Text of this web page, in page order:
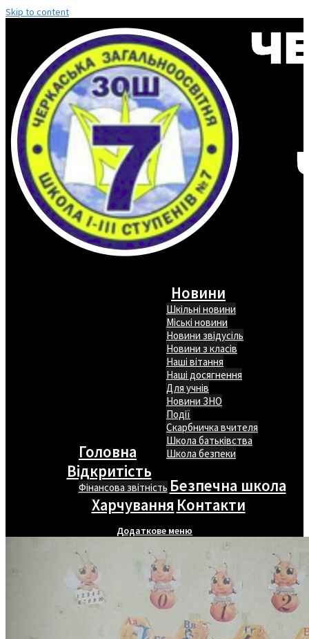
Skip to content
Головна
Новини
Шкільні новини
Міські новини
Новини звідусіль
Новини з класів
Наші вітання
Наші досягнення
Для учнів
Новини ЗНО
Події
Скарбничка вчителя
Школа батьківства
Школа безпеки
Відкритість
Фінансова звітність Безпечна школа
Харчування Контакти
Додаткове меню